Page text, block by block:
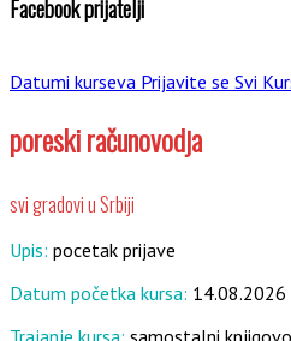
Facebook prijatelji
Datumi kurseva Prijavite se Svi
poreski računovodja
svi gradovi u Srbiji
Upis: pocetak prijave
Datum početka kursa: 14.08.2026
Trajanje kursa: samostalni